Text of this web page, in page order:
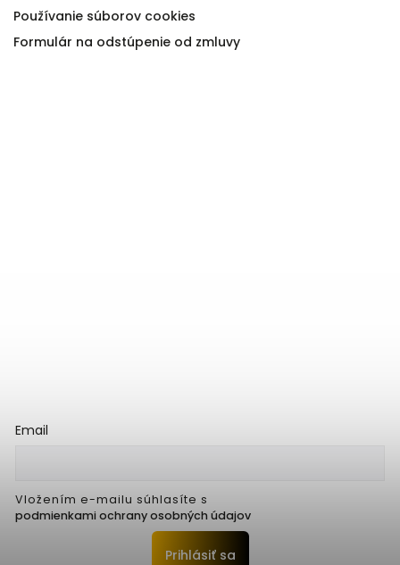
Používanie súborov cookies
Formulár na odstúpenie od zmluvy
Email
Vložením e-mailu súhlasíte s
podmienkami ochrany osobných údajov
Prihlásiť sa